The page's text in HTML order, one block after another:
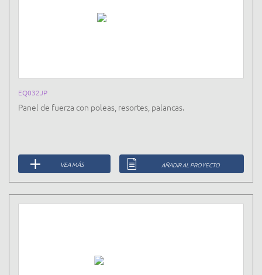
EQ032JP
Panel de fuerza con poleas, resortes, palancas.
VEA MÁS AÑADIR AL PROYECTO